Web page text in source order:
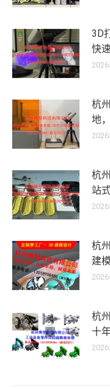
3D
快
杭
地
杭
站
杭
建
杭
十